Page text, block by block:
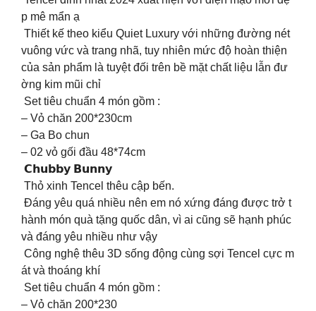
p mê mẩn ạ
Thiết kế theo kiểu Quiet Luxury với những đường nét
vuông vức và trang nhã, tuy nhiên mức độ hoàn thiện
của sản phẩm là tuyệt đối trên bề mặt chất liệu lẫn đư
ờng kim mũi chỉ
Set tiêu chuẩn 4 món gồm :
– Vỏ chăn 200*230cm
– Ga Bo chun
– 02 vỏ gối đầu 48*74cm
𝗖𝗵𝘂𝗯𝗯𝘆 𝗕𝘂𝗻𝗻𝘆
Thỏ xinh Tencel thêu cập bến.
Đáng yêu quá nhiều nên em nó xứng đáng được trở t
hành món quà tặng quốc dân, vì ai cũng sẽ hạnh phúc
và đáng yêu nhiều như vậy
Công nghệ thêu 3D sống động cùng sợi Tencel cực m
át và thoáng khí
Set tiêu chuẩn 4 món gồm :
– Vỏ chăn 200*230